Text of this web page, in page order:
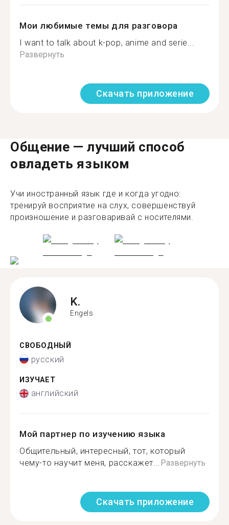
Мои любимые темы для разговора
I want to talk about k-pop, anime and serie...
Развернуть
Скачать приложение
Общение — лучший способ
овладеть языком
Учи иностранный язык где и когда угодно:
тренируй восприятие на слух, совершенствуй
произношение и разговаривай с носителями.
K.
Engels
СВОБОДНЫЙ
русский
ИЗУЧАЕТ
английский
Мой партнер по изучению языка
Общительный, интересный, тот, который
чему-то научит меня, расскажет...Развернуть
Скачать приложение